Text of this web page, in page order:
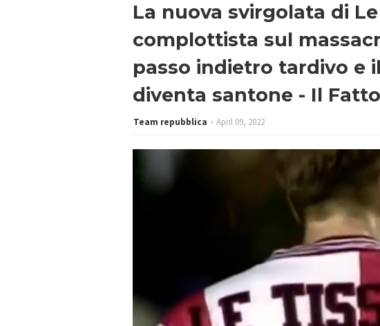
La nuova svirgolata di
complottista sul
passo indietro tardivo e
diventa santone - Il
Team repubblica April 09, 2022